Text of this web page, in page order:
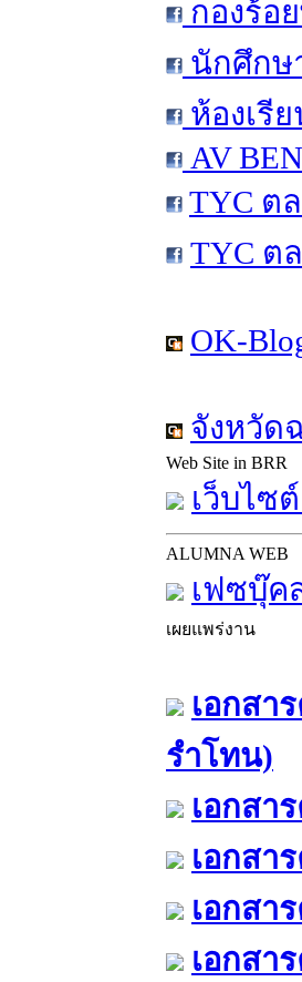
กองร้อ
นักศึกษ
ห้องเรี
AV
TYC ต
TYC ต
OK-
จังหวัด
Web Site in BRR
เว็บไซ
ALUMNA WEB
เฟซบุ๊ค
เผยแพร่งาน
เอกสา
รำโทน)
เอกสา
เอกสา
เอกสา
เอกสา